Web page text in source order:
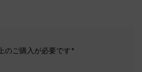
のご購入が必要です*